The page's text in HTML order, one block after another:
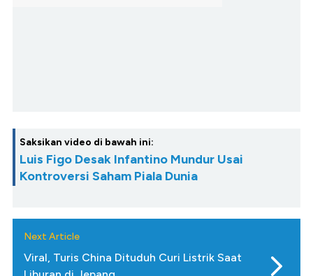
Saksikan video di bawah ini:
Luis Figo Desak Infantino Mundur Usai
Kontroversi Saham Piala Dunia
Next Article
Viral, Turis China Dituduh Curi Listrik Saat